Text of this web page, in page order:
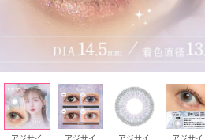
アジサイ アジサイ アジサイ アジサイ